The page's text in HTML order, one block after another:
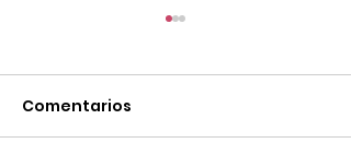
Comentarios